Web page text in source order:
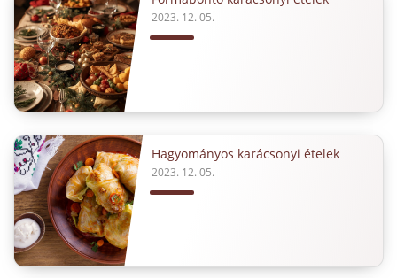
2023. 12. 05.
Hagyományos karácsonyi ételek
2023. 12. 05.